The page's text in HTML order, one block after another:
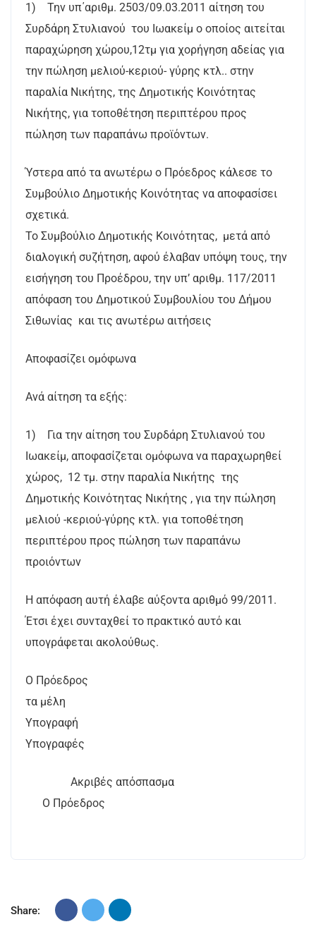
1) Την υπ΄αριθμ. 2503/09.03.2011 αίτηση του
Συρδάρη Στυλιανού του Ιωακείμ ο οποίος αιτείται
παραχώρηση χώρου,12τμ για χορήγηση αδείας για
την πώληση μελιού-κεριού- γύρης κτλ.. στην
παραλία Νικήτης, της Δημοτικής Κοινότητας
Νικήτης, για τοποθέτηση περιπτέρου προς
πώληση των παραπάνω προϊόντων.
Ύστερα από τα ανωτέρω ο Πρόεδρος κάλεσε το
Συμβούλιο Δημοτικής Κοινότητας να αποφασίσει
σχετικά.
Το Συμβούλιο Δημοτικής Κοινότητας, μετά από
διαλογική συζήτηση, αφού έλαβαν υπόψη τους, την
εισήγηση του Προέδρου, την υπ’ αριθμ. 117/2011
απόφαση του Δημοτικού Συμβουλίου του Δήμου
Σιθωνίας και τις ανωτέρω αιτήσεις
Αποφασίζει ομόφωνα
Ανά αίτηση τα εξής:
1) Για την αίτηση του Συρδάρη Στυλιανού του
Ιωακείμ, αποφασίζεται ομόφωνα να παραχωρηθεί
χώρος, 12 τμ. στην παραλία Νικήτης της
Δημοτικής Κοινότητας Νικήτης , για την πώληση
μελιού -κεριού-γύρης κτλ. για τοποθέτηση
περιπτέρου προς πώληση των παραπάνω
προιόντων
Η απόφαση αυτή έλαβε αύξοντα αριθμό 99/2011.
Έτσι έχει συνταχθεί το πρακτικό αυτό και
υπογράφεται ακολούθως.
Ο Πρόεδρος
τα μέλη
Υπογραφή
Υπογραφές
Ακριβές απόσπασμα
Ο Πρόεδρος
Share: